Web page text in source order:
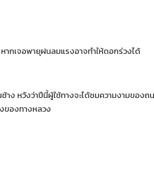
หากเจอพายุฝนลมแรงอาจทำให้ดอกร่วงได้
าง หวังว่าปีนี้ผู้ใช้ทางจะได้ชมความงามของ
ของทางหลวง